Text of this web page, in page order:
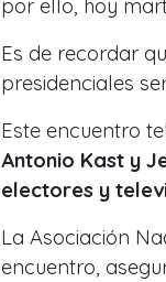
por ello, hoy
Es de recordar
presidenciales
Este encuentro
Antonio Kast y
electores y
La Asociación
encuentro,